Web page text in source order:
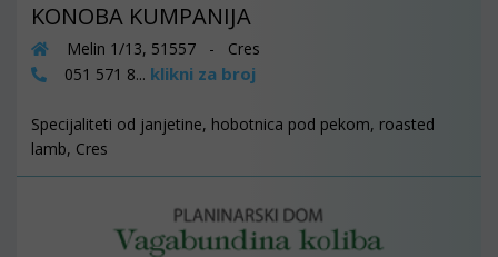
KONOBA KUMPANIJA
Melin 1/13, 51557 - Cres
051 571 8... klikni za broj
Specijaliteti od janjetine, hobotnica pod pekom, roasted
lamb, Cres